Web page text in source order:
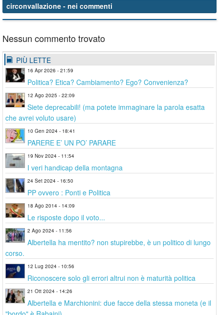
circonvallazione - nei commenti
Nessun commento trovato
PIÙ LETTE
16 Apr 2026 - 21:59
Politica? Etica? Cambiamento? Ego? Convenienza?
12 Ago 2025 - 22:09
Siete deprecabili! (ma potete immaginare la parola esatta
che avrei voluto usare)
10 Gen 2024 - 18:41
PARERE E’ UN PO’ PARARE
19 Nov 2024 - 11:54
I veri handicap della montagna
24 Set 2024 - 16:50
PP ovvero : Ponti e Politica
18 Ago 2014 - 14:09
Le risposte dopo il voto...
2 Ago 2024 - 11:56
Albertella ha mentito? non stupirebbe, è un politico di lungo
corso.
12 Lug 2024 - 10:56
Riconoscere solo gli errori altrui non è maturità politica
21 Ott 2024 - 14:26
Albertella e Marchionini: due facce della stessa moneta (e il